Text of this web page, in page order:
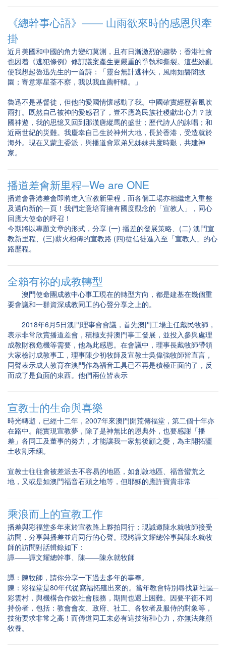
《總幹事心語》—— 山雨欲來時的感恩與牽
掛
近月美國和中國的角力變幻莫測，且有日漸激烈的趨勢；香港社會
也因着《逃犯條例》修訂議案產生更嚴重的爭執和撕裂。這些紛亂
使我想起魯迅先生的一首詩：「靈台無計逃神矢，風雨如磐闇故
園；寄意寒星荃不察，我以我血薦軒轅。」
魯迅不是基督徒，但他的愛國情懷感動了我。中國確實經歷着風吹
雨打。既然自己被神的愛感召了，豈不應為民族社稷獻出心力？故
國神遊，我的思憶又回到那漢唐縱馬的盛世；歷代詩人的詠唱；和
近兩世紀的災難。我慶幸自己生於神州大地，長於香港，受造就於
海外。現在又蒙主委派，與播道會眾弟兄姊妹共度時艱，共建神
家。
播道差會新里程─We are ONE
播道會香港差會即將進入宣教新里程，而各個工場亦相繼進入重整
及邁向新的一頁！我們定意培育擁有國度觀念的「宣教人」，同心
回應大使命的呼召！
今期將以專題文章的形式，分享 (一) 播差的發展策略、(二) 澳門宣
教新里程、(三)薪火相傳的宣教路 (四)從信徒進入至「宣教人」的心
路歷程。
全賴有祢的成教轉型
澳門使命團成教中心事工現在的轉型方向，都是建基在幾個重
要會議和一群資深成教同工的心聲分享之上的。
2018年6月5日澳門理事會會議，首先澳門工場主任戴民牧師，
表示非常欣賞播道差會，積極支持澳門事工發展，並投入參與處理
成教財務危機等需要，他為此感恩。在會議中，理事長戴牧師帶領
大家檢討成教事工，理事陳少初牧師及宣教士吳偉強牧師皆直言，
同聲表示成人教育在澳門作為福音工具已不再是積極正面的了，反
而成了是負面的東西。他們兩位皆表示
宣教士的生命與喜樂
時光轉逝，已經十二年，2007年來澳門開荒傳福堂，第二個十年亦
在路中。能實現宣教夢，除了是神無比的恩典外，也要感謝「播
差」各同工及董事的努力，才能讓我一家無後顧之憂，為主開拓疆
土收割禾綑。
宣教士往往會被差派去不容易的地區，如創啟地區、福音蠻荒之
地，又或是如澳門福音石頭之地等，但耶穌的應許寶貴非常
乘浪而上的宣教工作
播差與彩福堂多年來於宣教路上夥拍同行；現誠邀陳永就牧師接受
訪問，分享與播差並肩同行的心聲。現將譚文耀總幹事與陳永就牧
師的訪問對話輯錄如下：
譚——譚文耀總幹事、陳——陳永就牧師
譚：陳牧師，請你分享一下過去多年的事奉。
陳：彩福堂是80年代從窩福拓殖出來的。當年教會特別尋找新社區─
彩雲村，與機構合作做社會服務，期間也遇上困難。因要平衡不同
持份者，包括：教會會友、政府、社工、各牧者及服侍的對象等，
技術要求非常之高！而傳道同工未必有這技術和心力，亦無法兼顧
牧養。